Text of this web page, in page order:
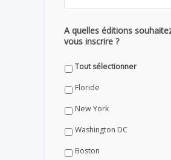
A quelles éditions
vous inscrire ?
Tout sélectionner
Floride
New York
Washington DC
Boston